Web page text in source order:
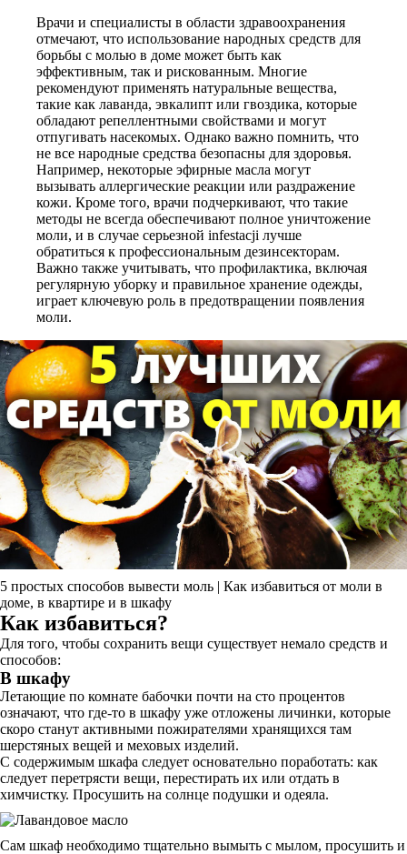
Врачи и специалисты в области здравоохранения
отмечают, что использование народных средств для
борьбы с молью в доме может быть как
эффективным, так и рискованным. Многие
рекомендуют применять натуральные вещества,
такие как лаванда, эвкалипт или гвоздика, которые
обладают репеллентными свойствами и могут
отпугивать насекомых. Однако важно помнить, что
не все народные средства безопасны для здоровья.
Например, некоторые эфирные масла могут
вызывать аллергические реакции или раздражение
кожи. Кроме того, врачи подчеркивают, что такие
методы не всегда обеспечивают полное уничтожение
моли, и в случае серьезной infestacji лучше
обратиться к профессиональным дезинсекторам.
Важно также учитывать, что профилактика, включая
регулярную уборку и правильное хранение одежды,
играет ключевую роль в предотвращении появления
моли.
5 простых способов вывести моль | Как избавиться от моли в
доме, в квартире и в шкафу
Как избавиться?
Для того, чтобы сохранить вещи существует немало средств и
способов:
В шкафу
Летающие по комнате бабочки почти на сто процентов
означают, что где-то в шкафу уже отложены личинки, которые
скоро станут активными пожирателями хранящихся там
шерстяных вещей и меховых изделий.
С содержимым шкафа следует основательно поработать: как
следует перетрясти вещи, перестирать их или отдать в
химчистку. Просушить на солнце подушки и одеяла.
Сам шкаф необходимо тщательно вымыть с мылом, просушить и